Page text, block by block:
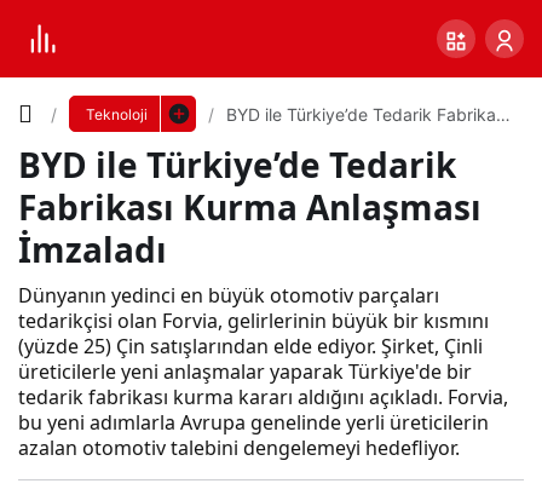
Teknoloji
BYD ile Türkiye’de Tedarik Fabrikası
BYD ile Türkiye’de Tedarik
Fabrikası Kurma Anlaşması
İmzaladı
Dünyanın yedinci en büyük otomotiv parçaları
tedarikçisi olan Forvia, gelirlerinin büyük bir kısmını
(yüzde 25) Çin satışlarından elde ediyor. Şirket, Çinli
üreticilerle yeni anlaşmalar yaparak Türkiye'de bir
tedarik fabrikası kurma kararı aldığını açıkladı. Forvia,
bu yeni adımlarla Avrupa genelinde yerli üreticilerin
azalan otomotiv talebini dengelemeyi hedefliyor.
BYD
ile
Tür
kiye’
Yazı
Boyutunu
Küçük 100% Dev
Varsayılana
0